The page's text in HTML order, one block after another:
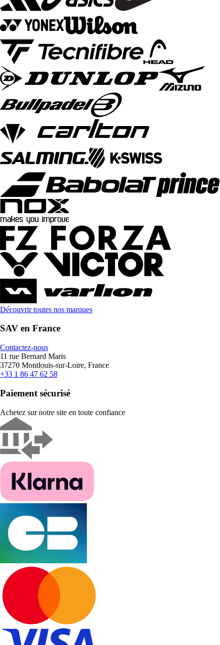
Découvrir toutes nos marques
SAV en France
Contactez-nous
11 rue Bernard Maris
37270 Montlouis-sur-Loire, France
+33 1 86 47 62 58
Paiement sécurisé
Achetez sur notre site en toute confiance